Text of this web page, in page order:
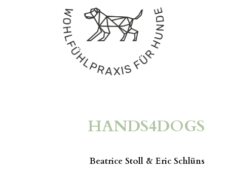
HANDS4DOGS
Beatrice Stoll & Eric Schlüns